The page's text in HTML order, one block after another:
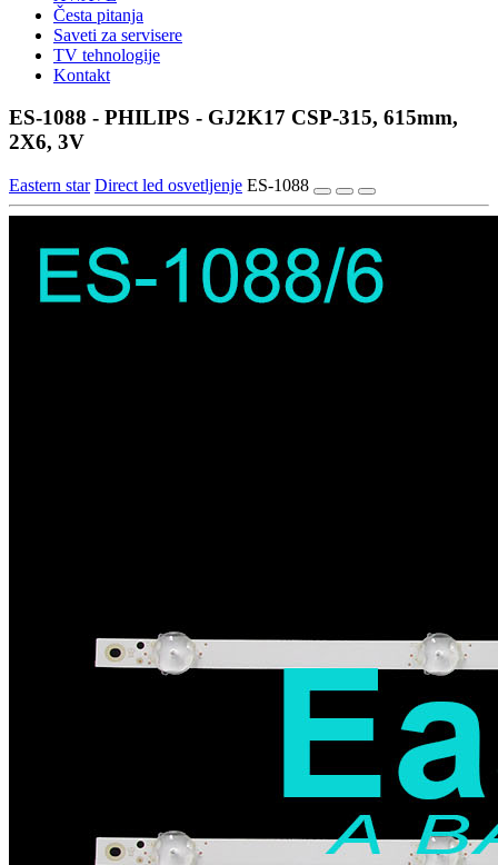
Česta pitanja
Saveti za servisere
TV tehnologije
Kontakt
ES-1088 - PHILIPS - GJ2K17 CSP-315, 615mm,
2X6, 3V
Eastern star Direct led osvetljenje ES-1088